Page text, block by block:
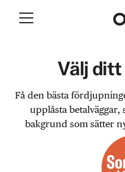
Välj ditt
Få den bästa
upplåsta
bakgrund som sätter